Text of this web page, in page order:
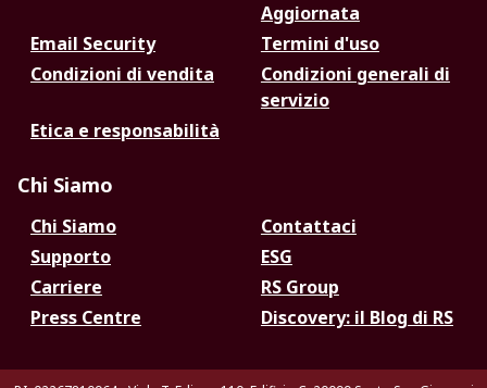
Aggiornata
Email Security
Termini d'uso
Condizioni di vendita
Condizioni generali di
servizio
Etica e responsabilità
Chi Siamo
Chi Siamo
Contattaci
Supporto
ESG
Carriere
RS Group
Press Centre
Discovery: il Blog di RS